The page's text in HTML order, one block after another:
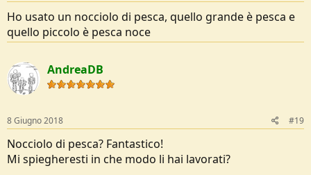
Ho usato un nocciolo di pesca, quello grande è pesca e
quello piccolo è pesca noce
AndreaDB
8 Giugno 2018 #19
Nocciolo di pesca? Fantastico!
Mi spiegheresti in che modo li hai lavorati?